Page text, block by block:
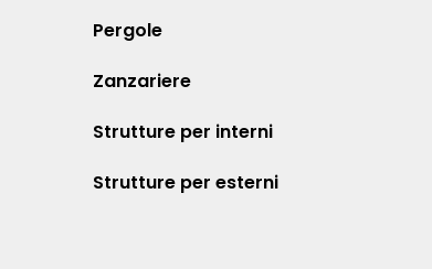
Pergole
Zanzariere
Strutture per interni
Strutture per esterni